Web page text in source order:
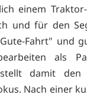
einem
und für den
Fahrt" und
als
damit den
Nach einer